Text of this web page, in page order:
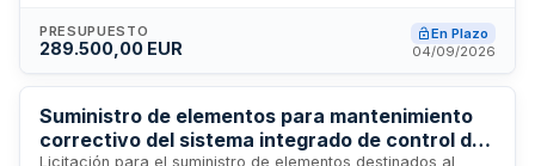
gestión de calidad conforme a la norma UNE-EN ISO 9001-
2015. La adjudicación de cada contrato específico recaerá
los criterios de valoración establecidos en cada petición de
oferta. Se regirá por las Instrucciones Internas de
Contratación de Navantia según lo dispuesto en la Ley
9/2017 de Contratos del Sector Público.
PRESUPUESTO
289.500,00 EUR
En Plazo
04/09/2026
Suministro de elementos para mantenimiento
correctivo del sistema integrado de control de
Licitación para el suministro de elementos destinados al